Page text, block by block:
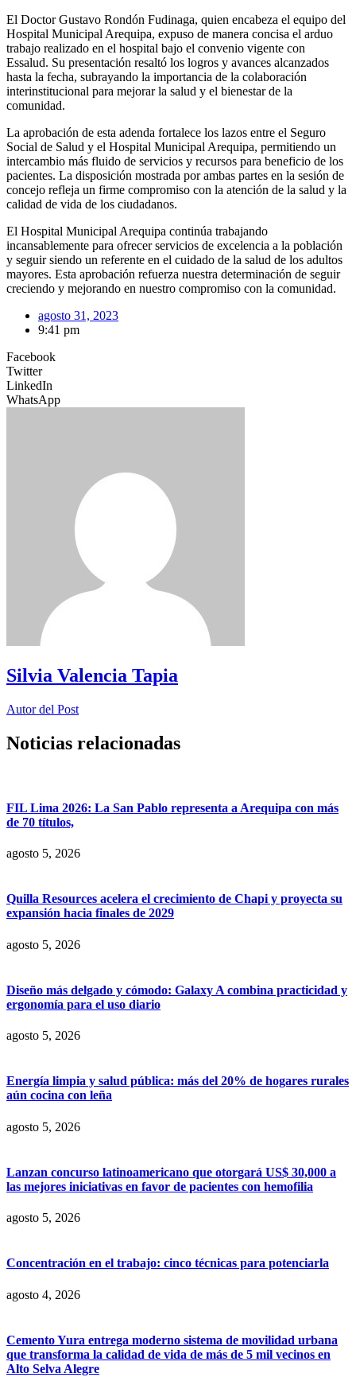
El Doctor Gustavo Rondón Fudinaga, quien encabeza el equipo del
Hospital Municipal Arequipa, expuso de manera concisa el arduo
trabajo realizado en el hospital bajo el convenio vigente con
Essalud. Su presentación resaltó los logros y avances alcanzados
hasta la fecha, subrayando la importancia de la colaboración
interinstitucional para mejorar la salud y el bienestar de la
comunidad.
La aprobación de esta adenda fortalece los lazos entre el Seguro
Social de Salud y el Hospital Municipal Arequipa, permitiendo un
intercambio más fluido de servicios y recursos para beneficio de los
pacientes. La disposición mostrada por ambas partes en la sesión de
concejo refleja un firme compromiso con la atención de la salud y la
calidad de vida de los ciudadanos.
El Hospital Municipal Arequipa continúa trabajando
incansablemente para ofrecer servicios de excelencia a la población
y seguir siendo un referente en el cuidado de la salud de los adultos
mayores. Esta aprobación refuerza nuestra determinación de seguir
creciendo y mejorando en nuestro compromiso con la comunidad.
agosto 31, 2023
9:41 pm
Facebook
Twitter
LinkedIn
WhatsApp
Silvia Valencia Tapia
Autor del Post
Noticias relacionadas
FIL Lima 2026: La San Pablo representa a Arequipa con más
de 70 títulos,
agosto 5, 2026
Quilla Resources acelera el crecimiento de Chapi y proyecta su
expansión hacia finales de 2029
agosto 5, 2026
Diseño más delgado y cómodo: Galaxy A combina practicidad y
ergonomía para el uso diario
agosto 5, 2026
Energía limpia y salud pública: más del 20% de hogares rurales
aún cocina con leña
agosto 5, 2026
Lanzan concurso latinoamericano que otorgará US$ 30,000 a
las mejores iniciativas en favor de pacientes con hemofilia
agosto 5, 2026
Concentración en el trabajo: cinco técnicas para potenciarla
agosto 4, 2026
Cemento Yura entrega moderno sistema de movilidad urbana
que transforma la calidad de vida de más de 5 mil vecinos en
Alto Selva Alegre